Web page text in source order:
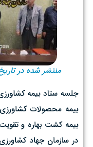
منتشر شده در تاریخ
جلسه ستاد بیمه
بیمه محصولات
بیمه کشت بهاره و
در سازمان جهاد